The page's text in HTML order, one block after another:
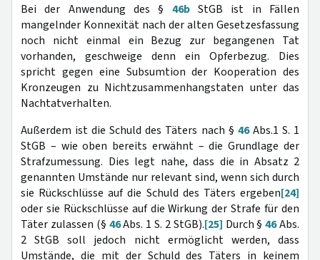
Bei der Anwendung des § 46bStGB ist in Fällen
mangelnder Konnexität nach der alten Gesetzesfassung
noch nicht einmal ein Bezug zur begangenen Tat
vorhanden, geschweige denn ein Opferbezug. Dies
spricht gegen eine Subsumtion der Kooperation des
Kronzeugen zu Nichtzusammenhangstaten unter das
Nachtatverhalten.
Außerdem ist die Schuld des Täters nach § 46Abs.1 S. 1
StGB – wie oben bereits erwähnt – die Grundlage der
Strafzumessung. Dies legt nahe, dass die in Absatz 2
genannten Umstände nur relevant sind, wenn sich durch
sie Rückschlüsse auf die Schuld des Täters ergeben[24]
oder sie Rückschlüsse auf die Wirkung der Strafe für den
Täter zulassen (§ 46Abs. 1 S. 2 StGB).[25] Durch §46Abs.
2 StGB soll jedoch nicht ermöglicht werden, dass
Umstände, die mit der Schuld des Täters in keinem